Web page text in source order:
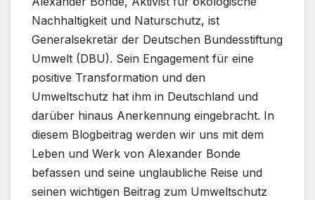
Nachhaltigkeit und Naturschutz, ist
Generalsekretär der Deutschen Bundesstiftung
Umwelt (DBU). Sein Engagement für eine
positive Transformation und den
Umweltschutz hat ihm in Deutschland und
darüber hinaus Anerkennung eingebracht. In
diesem Blogbeitrag werden wir uns mit dem
Leben und Werk von Alexander Bonde
befassen und seine unglaubliche Reise und
seinen wichtigen Beitrag zum Umweltschutz